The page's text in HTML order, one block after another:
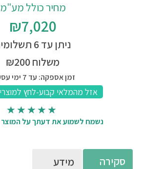
מחיר כולל מע"מ
₪7,020
ניתן עד 6 תשלומים
משלוח ₪200
זמן אספקה: עד 7 ימי עסקים
נשמח לשמוע את דעתך על המוצר
סקירה
מידע